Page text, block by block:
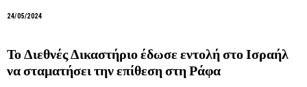
24/05/2024
Το Διεθνές Δικαστήριο έδωσε εντολή στο Ισραήλ
να σταματήσει την επίθεση στη Ράφα